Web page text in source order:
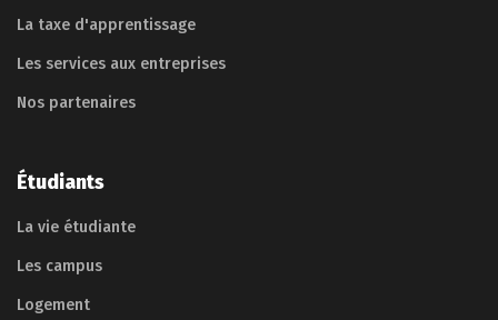
La taxe d'apprentissage
Les services aux entreprises
Nos partenaires
Étudiants
La vie étudiante
Les campus
Logement